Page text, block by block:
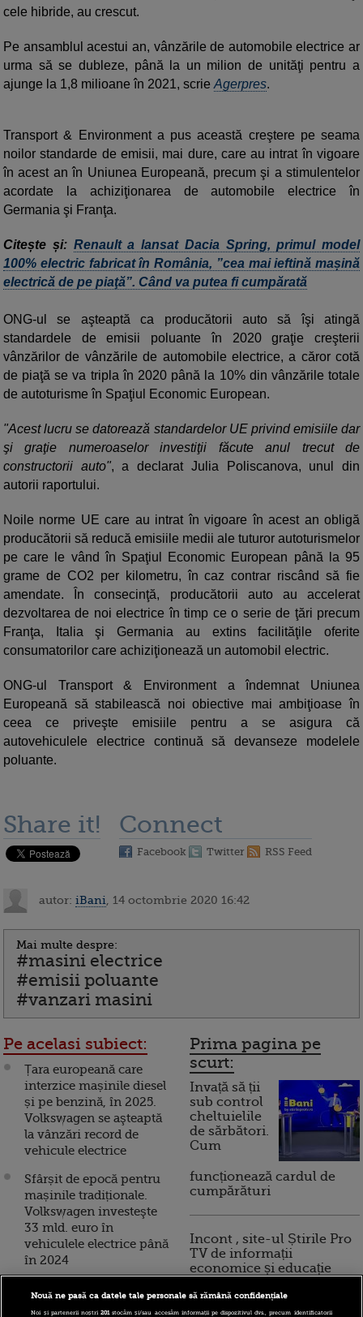
cele hibride, au crescut.
Pe ansamblul acestui an, vânzările de automobile electrice ar
urma să se dubleze, până la un milion de unităţi pentru a
ajunge la 1,8 milioane în 2021, scrie Agerpres.
Transport & Environment a pus această creştere pe seama
noilor standarde de emisii, mai dure, care au intrat în vigoare
în acest an în Uniunea Europeană, precum şi a stimulentelor
acordate la achiziţionarea de automobile electrice în
Germania şi Franţa.
Citește și: Renault a lansat Dacia Spring, primul model
100% electric fabricat în România, ”cea mai ieftină mașină
electrică de pe piaţă”. Când va putea fi cumpărată
ONG-ul se aşteaptă ca producătorii auto să îşi atingă
standardele de emisii poluante în 2020 graţie creşterii
vânzărilor de vânzările de automobile electrice, a căror cotă
de piaţă se va tripla în 2020 până la 10% din vânzările totale
de autoturisme în Spaţiul Economic European.
"Acest lucru se datorează standardelor UE privind emisiile dar
şi graţie numeroaselor investiţii făcute anul trecut de
constructorii auto", a declarat Julia Poliscanova, unul din
autorii raportului.
Noile norme UE care au intrat în vigoare în acest an obligă
producătorii să reducă emisiile medii ale tuturor autoturismelor
pe care le vând în Spaţiul Economic European până la 95
grame de CO2 per kilometru, în caz contrar riscând să fie
amendate. În consecinţă, producătorii auto au accelerat
dezvoltarea de noi electrice în timp ce o serie de ţări precum
Franţa, Italia şi Germania au extins facilităţile oferite
consumatorilor care achiziţionează un automobil electric.
ONG-ul Transport & Environment a îndemnat Uniunea
Europeană să stabilească noi obiective mai ambiţioase în
ceea ce priveşte emisiile pentru a se asigura că
autovehiculele electrice continuă să devanseze modelele
poluante.
Share it! Connect
Facebook Twitter RSS Feed
autor: iBani , 14 octombrie 2020 16:42
Mai multe despre:
#masini electrice
#emisii poluante
#vanzari masini
Pe acelasi subiect:
Țara europeană care
interzice mașinile diesel
și pe benzină, în 2025.
Volkswagen se aşteaptă
la vânzări record de
vehicule electrice
Sfârșit de epocă pentru
mașinile tradiționale.
Volkswagen investeşte
33 mld. euro în
vehiculele electrice până
în 2024
Mai mulți bani de la stat
Prima pagina pe
scurt:
Invață să ții
sub control
cheltuielile
de sărbători.
Cum
funcționează cardul de
cumpărături
Incont , site-ul Știrile Pro
TV de informații
economice și educație
Nouă ne pasă ca datele tale personale să rămână confidențiale
Noi și partenerii noștri201stocăm și/sau accesăm informații pe dispozitivul dvs., precum identificatorii